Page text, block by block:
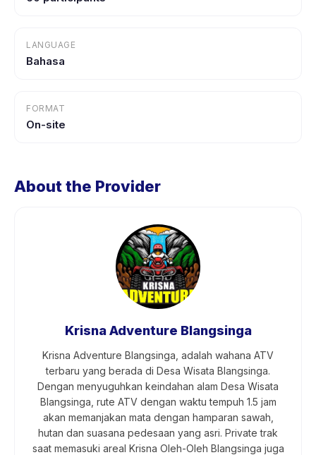
LANGUAGE
Bahasa
FORMAT
On-site
About the Provider
Krisna Adventure Blangsinga
Krisna Adventure Blangsinga, adalah wahana ATV
terbaru yang berada di Desa Wisata Blangsinga.
Dengan menyuguhkan keindahan alam Desa Wisata
Blangsinga, rute ATV dengan waktu tempuh 1.5 jam
akan memanjakan mata dengan hamparan sawah,
hutan dan suasana pedesaan yang asri. Private trak
saat memasuki areal Krisna Oleh-Oleh Blangsinga juga